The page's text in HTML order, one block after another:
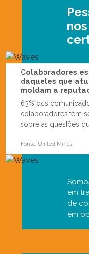
Colaboradores
daqueles que
moldam a
63% dos
colaboradores têm
sobre as questões
Fonte: United Minds
em
de
em